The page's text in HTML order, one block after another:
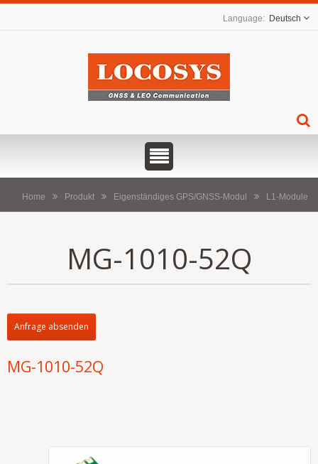
Deutsch
Home Produkt Eigenständiges GPS/GNSS-Modul L1-Module
MG-1010-52Q
Anfrage absenden
MG-1010-52Q